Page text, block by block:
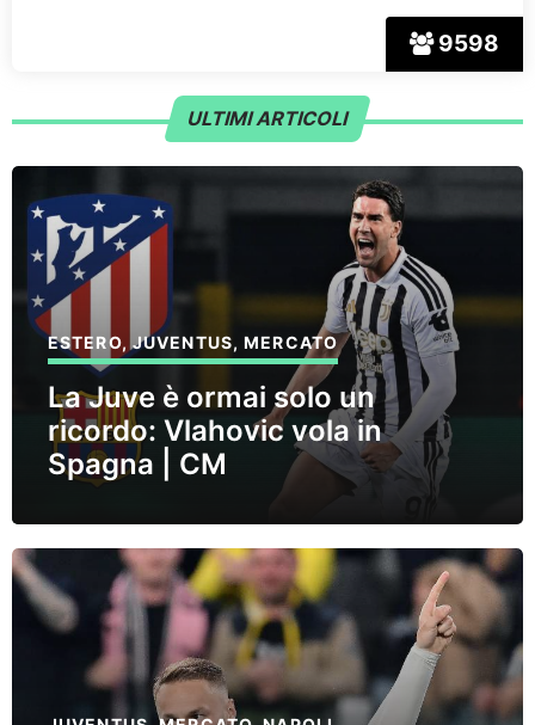
9598
ULTIMI ARTICOLI
ESTERO, JUVENTUS,MERCATO
La Juve è ormai solo un
ricordo: Vlahovic vola in
Spagna | CM